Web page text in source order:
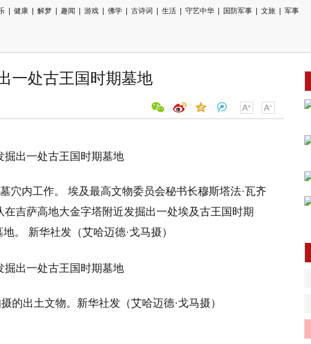
健康 解梦 趣闻 游戏 佛学 古诗词 生活 守艺中华 国防军事 文旅
军事
一处古王国时期墓地
穴内工作。 埃及最高文物委员会秘书长穆斯塔法·瓦齐
吉萨高地大金字塔附近发掘出一处埃及古王国时期
。 新华社发（艾哈迈德·戈马摄）
出土文物。新华社发（艾哈迈德·戈马摄）